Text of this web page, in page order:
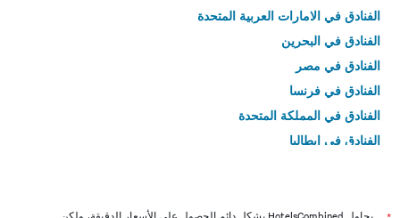
الفنادق في الامارات العربية المتحدة
الفنادق في البحرين
الفنادق في مصر
الفنادق في فرنسا
الفنادق في المملكة المتحدة
الفنادق في إيطاليا